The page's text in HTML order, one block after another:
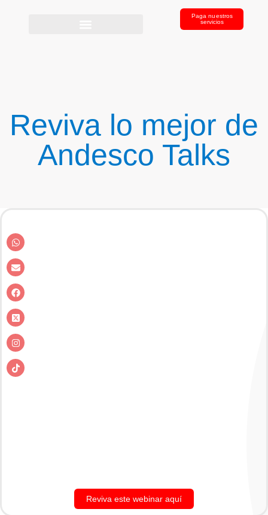
Paga nuestros
servicios
Reviva lo mejor de
Andesco Talks
Reviva este webinar aquí